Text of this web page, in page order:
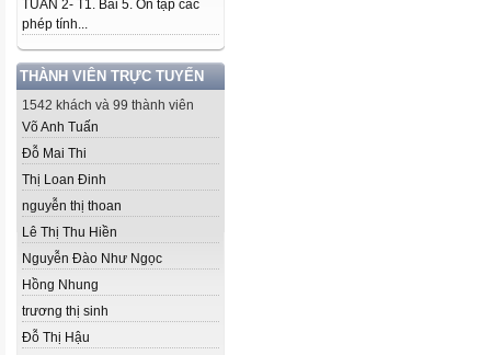
TUẦN 2- T1. Bài 5. Ôn tập các
phép tính...
THÀNH VIÊN TRỰC TUYẾN
1542 khách và 99 thành viên
Võ Anh Tuấn
Đỗ Mai Thi
Thị Loan Đinh
nguyễn thị thoan
Lê Thị Thu Hiền
Nguyễn Đào Như Ngọc
Hồng Nhung
trương thị sinh
Đỗ Thị Hậu